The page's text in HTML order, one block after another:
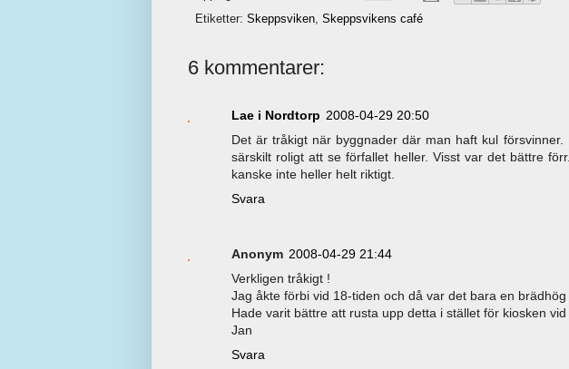
Etiketter: Skeppsviken, Skeppsvikens café
6 kommentarer:
Lae i Nordtorp 2008-04-29 20:50
Det är tråkigt när byggnader där man haft kul
särskilt roligt att se förfallet heller. Visst var det bättre
kanske inte heller helt riktigt.
Svara
Anonym 2008-04-29 21:44
Verkligen tråkigt !
Jag åkte förbi vid 18-tiden och då var det bara en brädhög
Hade varit bättre att rusta upp detta i stället för kiosken vid
Jan
Svara